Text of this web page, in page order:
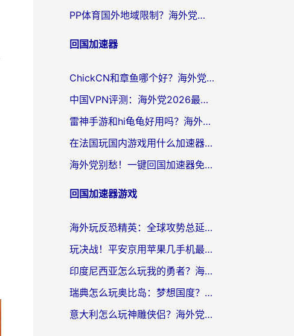
PP体育国外地域限制？海外党看球终极方案：从欧洲杯到奥运会，中文解说不卡顿！
回国加速器
ChickCN和章鱼哪个好？海外党选回国加速器的3个关键维度 + 实用避坑指南
中国VPN评测：海外党2026最全回国加速器选择指南，告别地区限制不踩坑
雷神手游和hi龟龟好用吗？海外党亲测3款回国加速器，教你选对国外到国内加速器
在法国玩国内游戏用什么加速器？2026实测解决延迟卡顿的实用指南
海外党别愁！一键回国加速器免费版怎么选？从踩坑到流畅访问的全攻略
回国加速器游戏
海外玩反恐精英：全球攻势总延迟？从瑞典玩神武4到外国玩黎明觉醒，选对加速器才是关键！
玩决战！平安京用苹果几手机最好？海外党必看的设备+加速器双攻略
印度尼西亚怎么玩我的勇者？海外党国服游戏加速避坑指南（附实况五行师解决方案）
瑞典怎么玩奥比岛：梦想国度？海外党亲测有效的国服游戏加速全攻略
意大利怎么玩神雕侠侣？海外党国服游戏加速终极指南（附欧洲玩王者王国保卫战4不卡技巧）